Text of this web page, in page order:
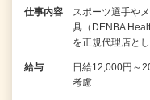
仕事内容
スポーツ選手や
具（DENBA
を正規代理店と
給与
日給12,000円～
考慮